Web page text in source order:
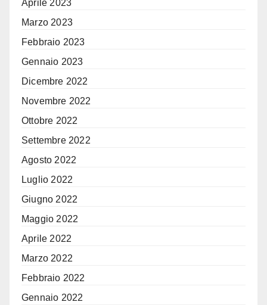
Aprile 2023
Marzo 2023
Febbraio 2023
Gennaio 2023
Dicembre 2022
Novembre 2022
Ottobre 2022
Settembre 2022
Agosto 2022
Luglio 2022
Giugno 2022
Maggio 2022
Aprile 2022
Marzo 2022
Febbraio 2022
Gennaio 2022